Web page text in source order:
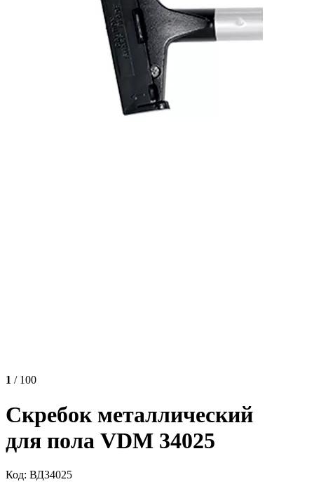
1 / 100
Скребок металлический
для пола VDM 34025
Код: ВД34025